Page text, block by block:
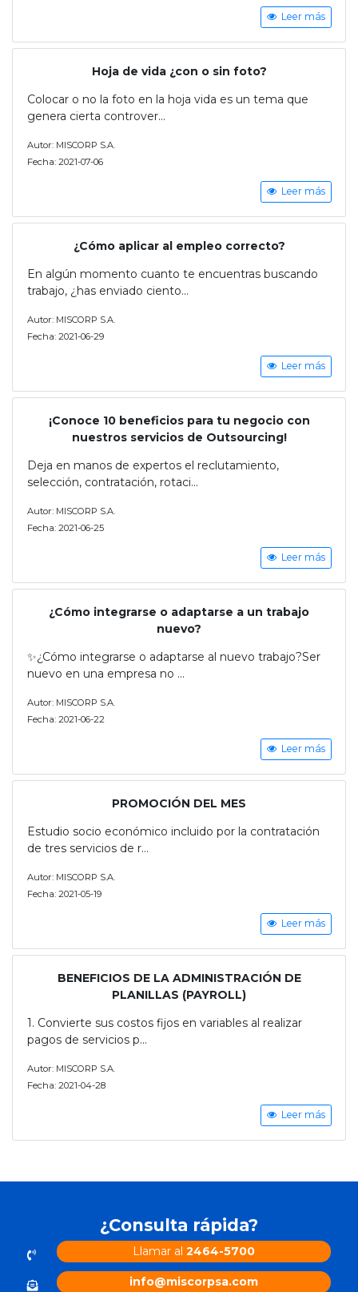
Leer más
Hoja de vida ¿con o sin foto?
Colocar o no la foto en la hoja vida es un tema que
genera cierta controver...
Autor: MISCORP S.A.
Fecha: 2021-07-06
Leer más
¿Cómo aplicar al empleo correcto?
En algún momento cuanto te encuentras buscando
trabajo, ¿has enviado ciento...
Autor: MISCORP S.A.
Fecha: 2021-06-29
Leer más
¡Conoce 10 beneficios para tu negocio con
nuestros servicios de Outsourcing!
Deja en manos de expertos el reclutamiento,
selección, contratación, rotaci...
Autor: MISCORP S.A.
Fecha: 2021-06-25
Leer más
¿Cómo integrarse o adaptarse a un trabajo
nuevo?
✨¿Cómo integrarse o adaptarse al nuevo trabajo?Ser
nuevo en una empresa no ...
Autor: MISCORP S.A.
Fecha: 2021-06-22
Leer más
PROMOCIÓN DEL MES
Estudio socio económico incluido por la contratación
de tres servicios de r...
Autor: MISCORP S.A.
Fecha: 2021-05-19
Leer más
BENEFICIOS DE LA ADMINISTRACIÓN DE
PLANILLAS (PAYROLL)
1. Convierte sus costos fijos en variables al realizar
pagos de servicios p...
Autor: MISCORP S.A.
Fecha: 2021-04-28
Leer más
¿Consulta rápida?
Llamar al2464-5700
info@miscorpsa.com